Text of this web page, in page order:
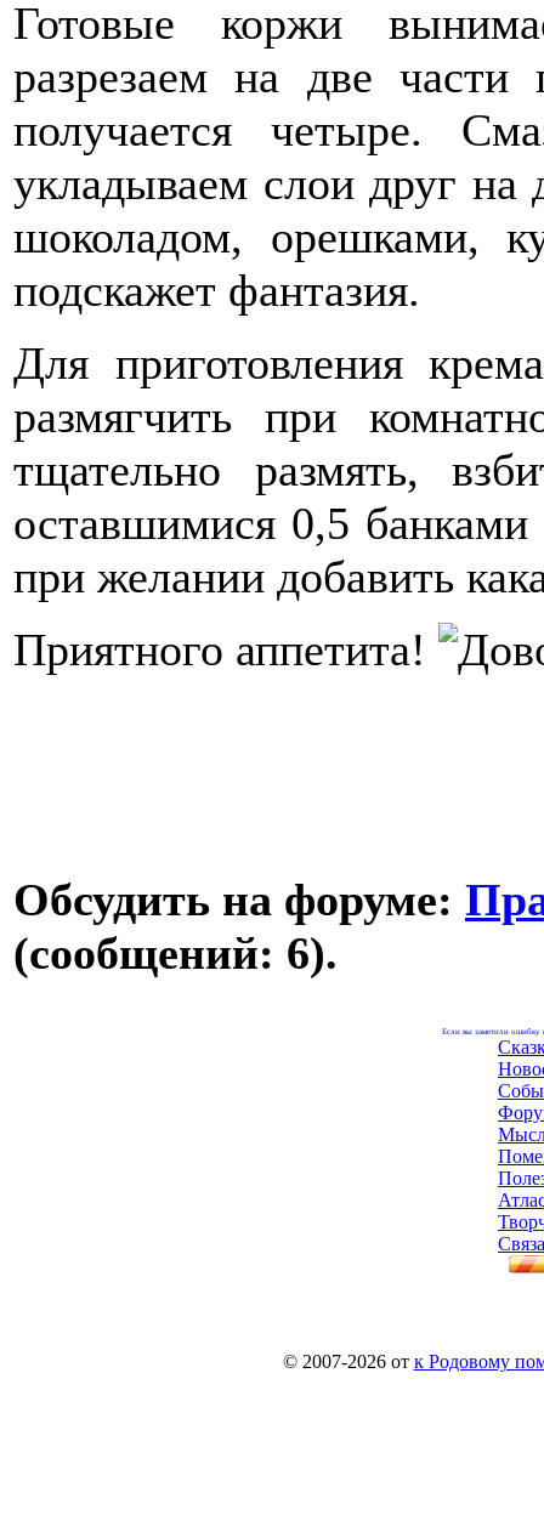
Готовые коржи
разрезаем на две
получается четыре.
укладываем слои друг
шоколадом, орешками,
подскажет фантазия.
Для приготовления
размягчить при
тщательно размять,
оставшимися 0,5
при желании добавить
Приятного аппетита!
Обсудить на форуме:
(сообщений: 6).
Если вы заметили ошибку
© 2007-2026 от к Родовому